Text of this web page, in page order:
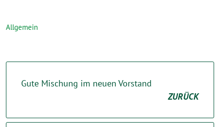
Allgemein
Gute Mischung im neuen Vorstand
ZURÜCK